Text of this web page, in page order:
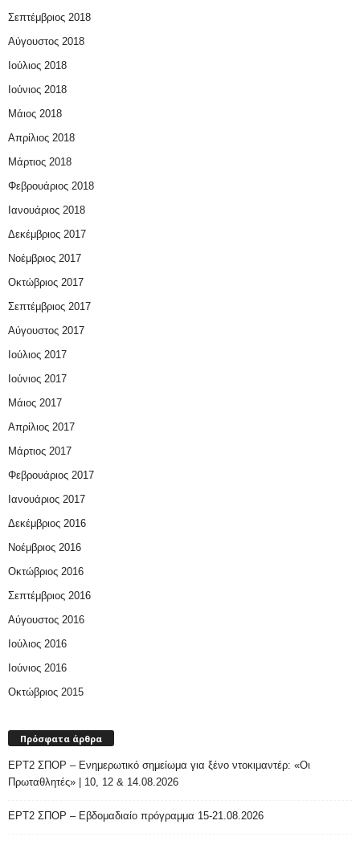
Σεπτέμβριος 2018
Αύγουστος 2018
Ιούλιος 2018
Ιούνιος 2018
Μάιος 2018
Απρίλιος 2018
Μάρτιος 2018
Φεβρουάριος 2018
Ιανουάριος 2018
Δεκέμβριος 2017
Νοέμβριος 2017
Οκτώβριος 2017
Σεπτέμβριος 2017
Αύγουστος 2017
Ιούλιος 2017
Ιούνιος 2017
Μάιος 2017
Απρίλιος 2017
Μάρτιος 2017
Φεβρουάριος 2017
Ιανουάριος 2017
Δεκέμβριος 2016
Νοέμβριος 2016
Οκτώβριος 2016
Σεπτέμβριος 2016
Αύγουστος 2016
Ιούλιος 2016
Ιούνιος 2016
Οκτώβριος 2015
Πρόσφατα άρθρα
ΕΡΤ2 ΣΠΟΡ – Ενημερωτικό σημείωμα για ξένο ντοκιμαντέρ: «Οι
Πρωταθλητές» | 10, 12 & 14.08.2026
ΕΡΤ2 ΣΠΟΡ – Εβδομαδιαίο πρόγραμμα 15-21.08.2026